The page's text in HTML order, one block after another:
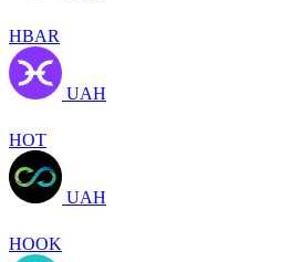
HBAR
UAH
HOT
UAH
HOOK